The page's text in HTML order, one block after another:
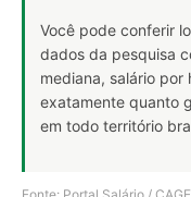
Você pode conferir
dados da pesquisa
mediana, salário por
exatamente quanto
em todo território